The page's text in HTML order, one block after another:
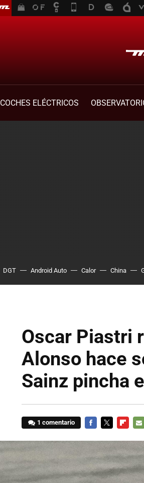
COCHES ELÉCTRICOS
DGT Android Auto Calor China
Oscar Piastri
Alonso hace
Sainz pincha
1 comentario